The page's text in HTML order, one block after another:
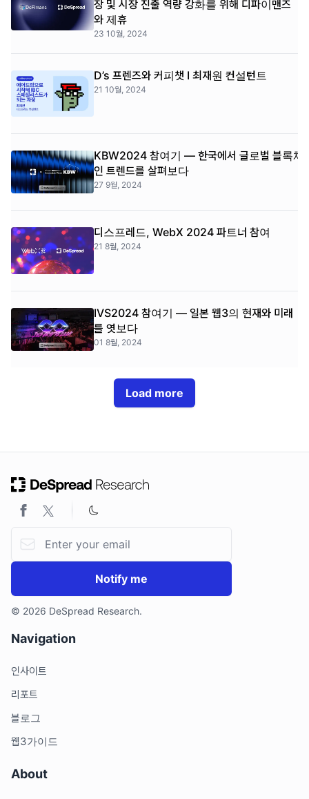
장 및 시장 진출 역량 강화를 위해 디파이맨즈
와 제휴
23 10월, 2024
D’s 프렌즈와 커피챗 I 최재원 컨설턴트
21 10월, 2024
KBW2024 참여기 — 한국에서 글로벌 블록체
인 트렌드를 살펴보다
27 9월, 2024
디스프레드, WebX 2024 파트너 참여
21 8월, 2024
IVS2024 참여기 — 일본 웹3의 현재와 미래
를 엿보다
01 8월, 2024
Load more
Notify me
© 2026 DeSpread Research.
Navigation
인사이트
리포트
블로그
웹3가이드
About